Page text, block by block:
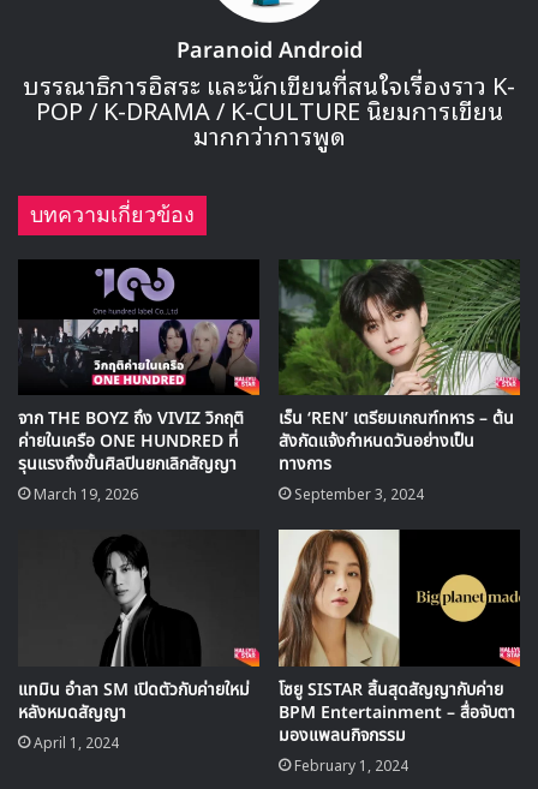
🎙GYUBIN ปลื้มเมืองไทยขนาดไหน? ถึงกลับมาถ่าย
MV เพลงใหม่ LIKE U 100 ที่กรุงเทพ
▶ คลิกดูสัมภาษณ์พิเศษ
ซูจิน เดบิวต์ในปี 2018 ร่วมกับวงเกิร์ลกรุป (G)I-DLE ซึ่ง
สัญญาของเธอกับทางค่าย CUBE Entertainment ได้สิ้นสุด
เมื่อเดือน มีนาคม ที่ผ่านมา หลังจากที่พักกิจกรรมมากว่าครึ่งปี
‘Big Planet Made’ BPM Entertainment เป็นค่ายเพลงที่
เปิดขึ้นใหม่เมื่อช่วงปี 2021 ที่ผ่านมา แต่ก็ได้รับความสนใจ
อย่างมากจากการคว้าตัวศิลปินชื่อดังมากมายมาร่วมสังกัด เช่น
โซยู, ฮอกัก, อีมูจิน รวมถึง อึนฮา, ชินบี, ออมจี อดีตสมาชิกวง
GFRIEND และล่าสุด ก็เพิ่งเปิดตัว เร็น อดีตสมาชิกวง NU’EST
ที่ตัดสินใจเซ็นสัญญาเข้ามาเป็นสมาชิกใหม่ของค่าย
1 2
Big Planet Made BPM Entertainment
Paranoid Android
บรรณาธิการอิสระ และนักเขียนที่สนใจเรื่องราว K-
POP / K-DRAMA / K-CULTURE นิยมการเขียน
มากกว่าการพูด
บทความเกี่ยวข้อง
จาก THE BOYZ ถึง VIVIZ วิกฤติ
ค่ายในเครือ ONE HUNDRED ที่
รุนแรงถึงขั้นศิลปินยกเลิกสัญญา
March 19, 2026
เร็น ‘REN’ เตรียมเกณฑ์ทหาร – ต้น
สังกัดแจ้งกำหนดวันอย่างเป็น
ทางการ
September 3, 2024
แทมิน อำลา SM เปิดตัวกับค่ายใหม่
หลังหมดสัญญา
April 1, 2024
โซยู SISTAR สิ้นสุดสัญญากับค่าย
BPM Entertainment – สื่อจับตา
มองแพลนกิจกรรม
February 1, 2024